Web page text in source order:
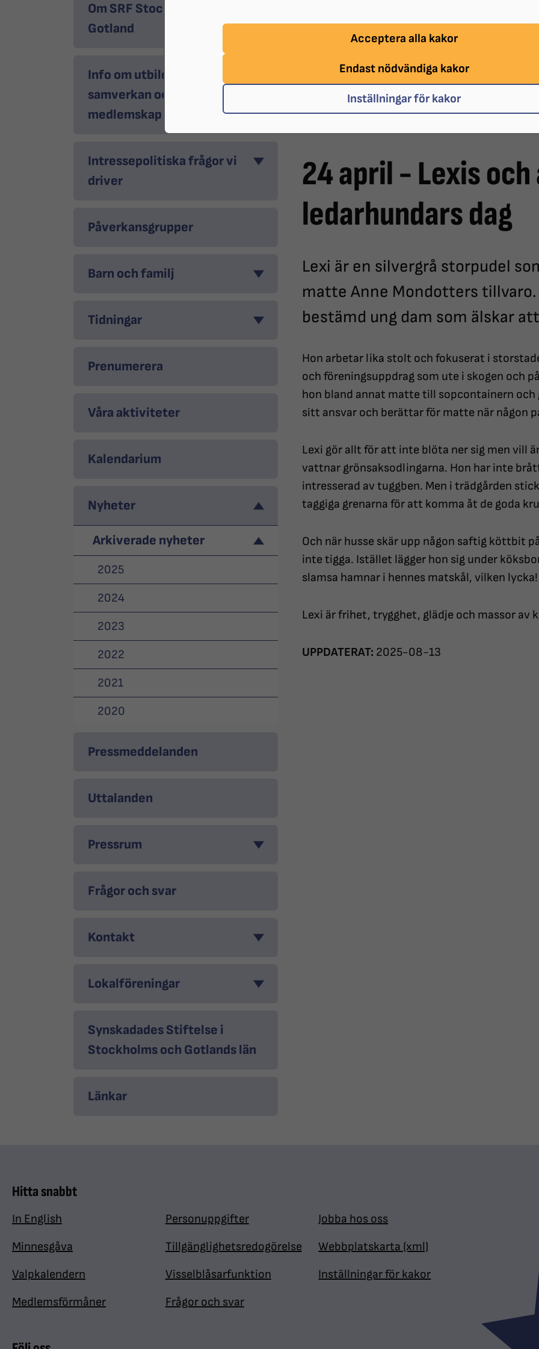
Acceptera alla kakor
Endast nödvändiga kakor
Inställningar för kakor
Om SRF Stockholm
Gotland
Info om utbildningar,
samverkan och
medlemskap
Intressepolitiska frågor vi
driver
Påverkansgrupper
Barn och familj
Tidningar
Prenumerera
Våra aktiviteter
Kalendarium
Nyheter
Arkiverade nyheter
2025
2024
2023
2022
2021
2020
Pressmeddelanden
Uttalanden
Pressrum
Frågor och svar
Kontakt
Lokalföreningar
Synskadades Stiftelse i
Stockholms och Gotlands län
Länkar
24 april - Lexis och
ledarhundars dag
Lexi är en silvergrå storpudel
matte Anne Mondotters tillvaro.
bestämd ung dam som älskar
Hon arbetar lika stolt och fokuserat i
och föreningsuppdrag som ute i skogen och
hon bland annat matte till sopcontainern och
sitt ansvar och berättar för matte när någon
Lexi gör allt för att inte blöta ner sig men vill
vattnar grönsaksodlingarna. Hon har inte
intresserad av tuggben. Men i trädgården
taggiga grenarna för att komma åt de goda
Och när husse skär upp någon saftig köttbit
inte tigga. Istället lägger hon sig under
slamsa hamnar i hennes matskål, vilken lycka!
Lexi är frihet, trygghet, glädje och massor av
UPPDATERAT: 2025-08-13
Hitta snabbt
In English
Minnesgåva
Valpkalendern
Medlemsförmåner
Personuppgifter
Tillgänglighetsredogörelse
Visselblåsarfunktion
Frågor och svar
Jobba hos oss
Webbplatskarta (xml)
Inställningar för kakor